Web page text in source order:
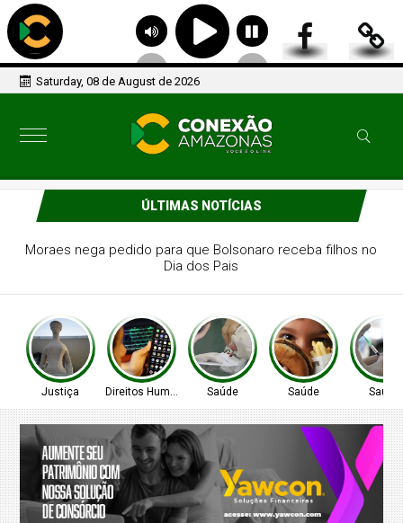
Saturday, 08 de August de 2026
ÚLTIMAS NOTÍCIAS
Agência Nacional de Proteção de Dados investiga
plataforma Discord
Justiça Direitos Humanos Saúde Saúde Saúde